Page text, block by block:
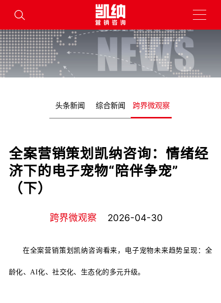
头条新闻 综合新闻 跨界微观察
全案营销策划凯纳咨询：情绪经
济下的电子宠物“陪伴争宠”
（下）
跨界微观察 2026-04-30
在全案营销策划凯纳咨询看来，电子宠物未来趋势呈现：全
龄化、AI化、社交化、生态化的多元升级。